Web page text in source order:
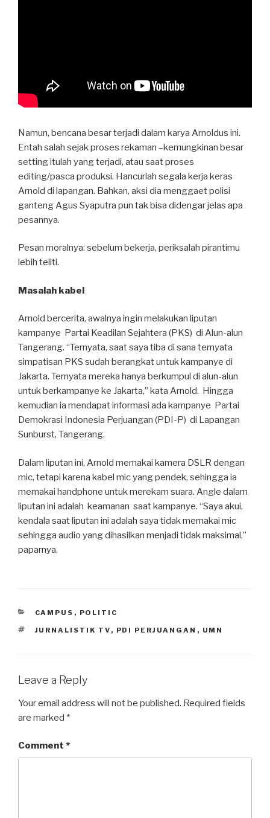
Namun, bencana besar terjadi dalam karya Arnoldus ini.
Entah salah sejak proses rekaman –kemungkinan besar
setting itulah yang terjadi, atau saat proses
editing/pasca produksi. Hancurlah segala kerja keras
Arnold di lapangan. Bahkan, aksi dia menggaet polisi
ganteng Agus Syaputra pun tak bisa didengar jelas apa
pesannya.
Pesan moralnya: sebelum bekerja, periksalah pirantimu
lebih teliti.
Masalah kabel
Arnold bercerita, awalnya ingin melakukan liputan
kampanye Partai Keadilan Sejahtera (PKS) di Alun-alun
Tangerang. “Ternyata, saat saya tiba di sana ternyata
simpatisan PKS sudah berangkat untuk kampanye di
Jakarta. Ternyata mereka hanya berkumpul di alun-alun
untuk berkampanye ke Jakarta,” kata Arnold. Hingga
kemudian ia mendapat informasi ada kampanye Partai
Demokrasi Indonesia Perjuangan (PDI-P) di Lapangan
Sunburst, Tangerang.
Dalam liputan ini, Arnold memakai kamera DSLR dengan
mic, tetapi karena kabel mic yang pendek, sehingga ia
memakai handphone untuk merekam suara. Angle dalam
liputan ini adalah keamanan saat kampanye. “Saya akui,
kendala saat liputan ini adalah saya tidak memakai mic
sehingga audio yang dihasilkan menjadi tidak maksimal,”
paparnya.
CATEGORIES
CAMPUS , POLITIC
TAGS
JURNALISTIK TV , PDI PERJUANGAN , UMN
Leave a Reply
Your email address will not be published. Required fields
are marked *
Comment *